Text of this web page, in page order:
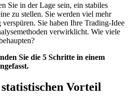
Sie in der Lage sein, ein stabiles
zu stellen. Sie werden viel mehr
Sie haben Ihre Trading-Idee
verwirklicht. Wie viele
Sie die 5 Schritte in einem
Vorteil